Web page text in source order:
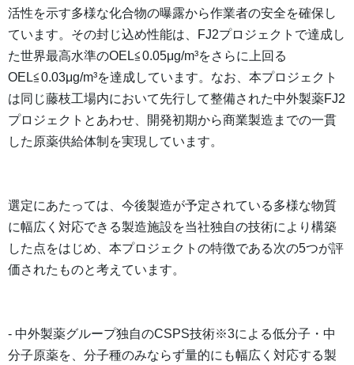
活性を示す多様な化合物の曝露から作業者の安全を確保し
ています。その封じ込め性能は、FJ2プロジェクトで達成し
た世界最高水準のOEL≦0.05μg/m³をさらに上回る
OEL≦0.03μg/m³を達成しています。なお、本プロジェクト
は同じ藤枝工場内において先行して整備された中外製薬FJ2
プロジェクトとあわせ、開発初期から商業製造までの一貫
した原薬供給体制を実現しています。
選定にあたっては、今後製造が予定されている多様な物質
に幅広く対応できる製造施設を当社独自の技術により構築
した点をはじめ、本プロジェクトの特徴である次の5つが評
価されたものと考えています。
- 中外製薬グループ独自のCSPS技術※3による低分子・中
分子原薬を、分子種のみならず量的にも幅広く対応する製